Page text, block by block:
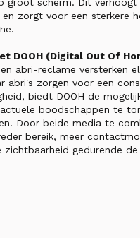
en zorgt voor een sterkere
DOOH (Digital Out Of
abri-reclame versterken
abri's zorgen voor een
biedt DOOH de
boodschappen te
Door beide media te
bereik, meer
zichtbaarheid gedurende de